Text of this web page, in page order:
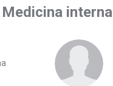
interna